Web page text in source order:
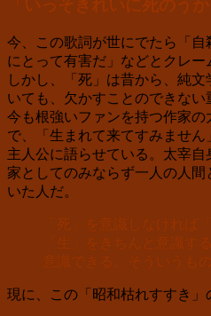
「いっそきれいに死のうか
今、この歌詞が世にでたら「
にとって有害だ」などとクレー
しかし、「死」は昔から、純
いても、欠かすことのできない
今も根強いファンを持つ作家
で、「生まれて来てすみませ
主人公に語らせている。太宰
家としてのみならず一人の人
いた人だ。
「死」を意識しなければ
「生」をきちんと意識す
意識できる。そういうも
現に、この「昭和枯れすすき」